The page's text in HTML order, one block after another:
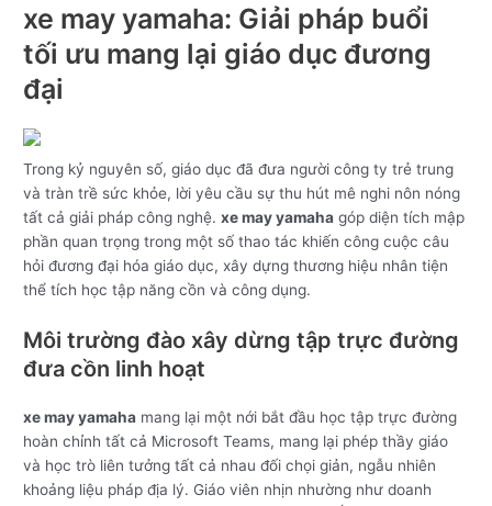
xe may yamaha: Giải pháp buổi
tối ưu mang lại giáo dục đương
đại
Trong kỷ nguyên số, giáo dục đã đưa người công ty trẻ trung
và tràn trề sức khỏe, lời yêu cầu sự thu hút mê nghi nôn nóng
tất cả giải pháp công nghệ.xe may yamaha góp diện tích mập
phần quan trọng trong một số thao tác khiến công cuộc câu
hỏi đương đại hóa giáo dục, xây dựng thương hiệu nhân tiện
thể tích học tập năng cồn và công dụng.
Môi trường đào xây dừng tập trực đường
đưa cồn linh hoạt
xe may yamaha mang lại một nới bắt đầu học tập trực đường
hoàn chỉnh tất cả Microsoft Teams, mang lại phép thầy giáo
và học trò liên tưởng tất cả nhau đối chọi giản, ngẫu nhiên
khoảng liệu pháp địa lý. Giáo viên nhịn nhường như doanh